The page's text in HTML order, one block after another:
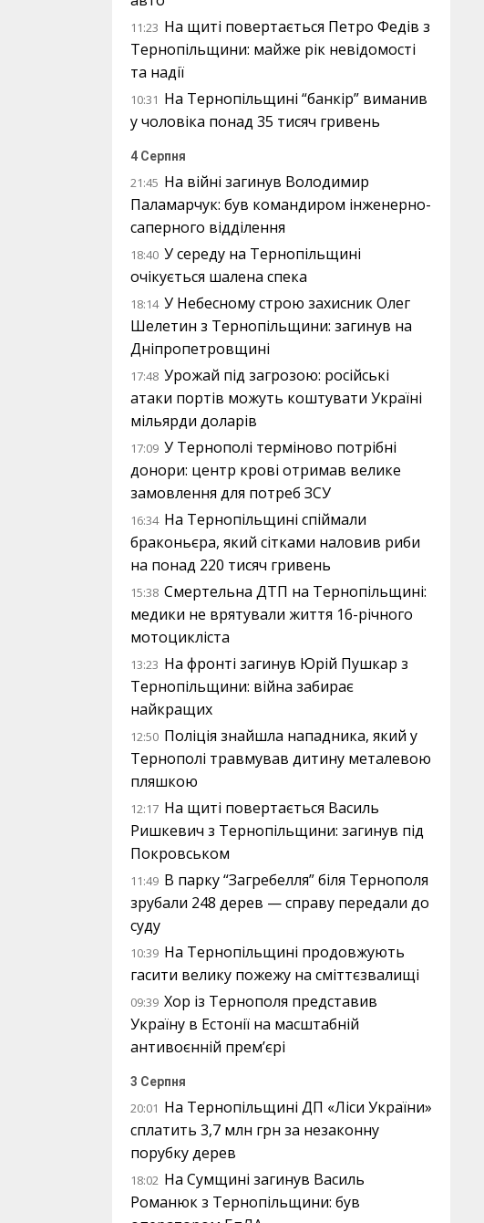
11:23 На щиті повертається Петро Федів з
Тернопільщини: майже рік невідомості
та надії
10:31 На Тернопільщині “банкір” виманив
у чоловіка понад 35 тисяч гривень
4 Серпня
21:45 На війні загинув Володимир
Паламарчук: був командиром інженерно-
саперного відділення
18:40 У середу на Тернопільщині
очікується шалена спека
18:14 У Небесному строю захисник Олег
Шелетин з Тернопільщини: загинув на
Дніпропетровщині
17:48 Урожай під загрозою: російські
атаки портів можуть коштувати Україні
мільярди доларів
17:09 У Тернополі терміново потрібні
донори: центр крові отримав велике
замовлення для потреб ЗСУ
16:34 На Тернопільщині спіймали
браконьєра, який сітками наловив риби
на понад 220 тисяч гривень
15:38 Смертельна ДТП на Тернопільщині:
медики не врятували життя 16-річного
мотоцикліста
13:23 На фронті загинув Юрій Пушкар з
Тернопільщини: війна забирає
найкращих
12:50 Поліція знайшла нападника, який у
Тернополі травмував дитину металевою
пляшкою
12:17 На щиті повертається Василь
Ришкевич з Тернопільщини: загинув під
Покровськом
11:49 В парку “Загребелля” біля Тернополя
зрубали 248 дерев — справу передали до
суду
10:39 На Тернопільщині продовжують
гасити велику пожежу на сміттєзвалищі
09:39 Хор із Тернополя представив
Україну в Естонії на масштабній
антивоєнній прем’єрі
3 Серпня
20:01 На Тернопільщині ДП «Ліси України»
сплатить 3,7 млн грн за незаконну
порубку дерев
18:02 На Сумщині загинув Василь
Романюк з Тернопільщини: був